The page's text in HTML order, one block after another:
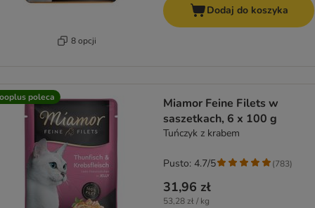
8 opcji
Dodaj do koszyka
poleca
Miamor Feine Filets w
saszetkach, 6 x 100 g
Tuńczyk z krabem
31,96 zł
53,28 zł / kg
Pusto: 4.7/5 (783)